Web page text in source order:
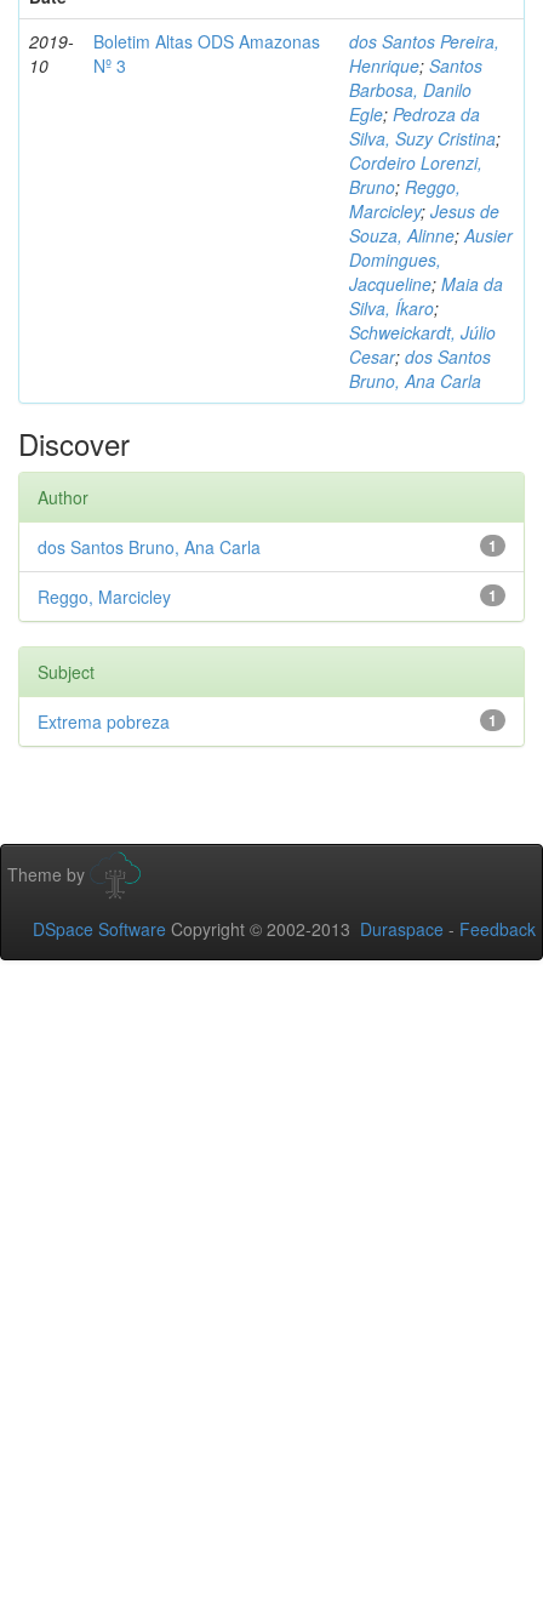
2019-
10
Boletim Altas ODS Amazonas
Nº 3
dos Santos Pereira,
Henrique; Santos
Barbosa, Danilo
Egle; Pedroza da
Silva, Suzy Cristina;
Cordeiro Lorenzi,
Bruno; Reggo,
Marcicley; Jesus de
Souza, Alinne;Ausier
Domingues,
Jacqueline; Maia da
Silva, Íkaro;
Schweickardt, Júlio
Cesar; dos Santos
Bruno, Ana Carla
Discover
Author
1
dos Santos Bruno, Ana Carla
1
Reggo, Marcicley
Subject
1
Extrema pobreza
Theme by
DSpace Software Copyright © 2002-2013 Duraspace - Feedback